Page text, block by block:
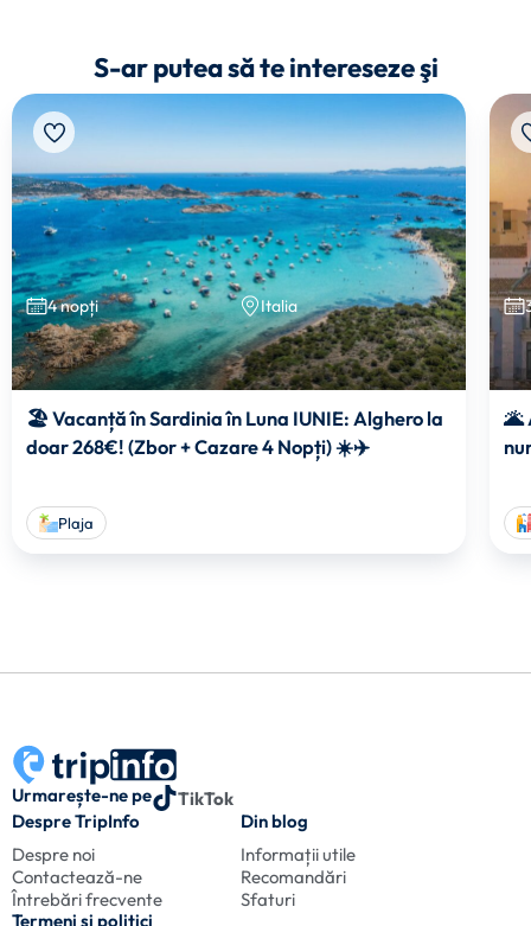
S-ar putea să te intereseze şi
4 nopți Italia
🏖️ Vacanță în Sardinia în Luna IUNIE: Alghero la
doar 268€! (Zbor + Cazare 4 Nopți) ☀️✈️
Plaja
🌋
Urmarește-ne pe
TikTok
Despre TripInfo
Despre noi
Contactează-ne
Întrebări frecvente
Din blog
Informații utile
Recomandări
Sfaturi
Termeni și politici